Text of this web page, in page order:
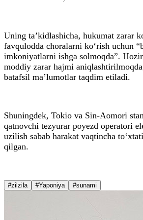
Uning ta’kidlashicha, hukumat zarar
favqulodda choralarni ko‘rish uchun
imkoniyatlarni ishga solmoqda”.
moddiy zarar hajmi
batafsil ma’lumotlar taqdim etiladi.
Shuningdek, Tokio va Sin-Aomori
qatnovchi tezyurar poyezd operatori
uzilish sabab harakat vaqtincha
qilgan.
#zilzila #Yaponiya #sunami